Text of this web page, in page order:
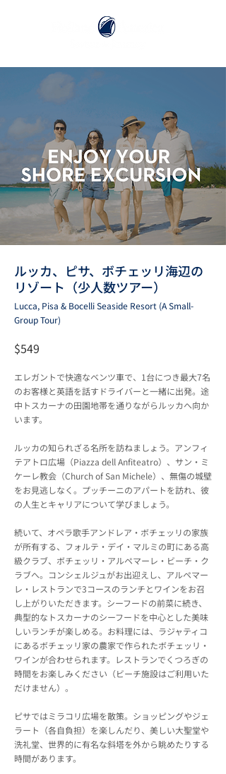
ルッカ、ピサ、ボチェッリ海辺の
リゾート（少人数ツアー）
Lucca, Pisa & Bocelli Seaside Resort (A Small-
Group Tour)
$549
エレガントで快適なベンツ車で、1台につき最大7名
のお客様と英語を話すドライバーと一緒に出発。途
中トスカーナの田園地帯を通りながらルッカへ向か
います。
ルッカの知られざる名所を訪ねましょう。アンフィ
テアトロ広場（Piazza dell Anfiteatro）、サン・ミ
ケーレ教会（Church of San Michele）、無傷の城壁
をお見逃しなく。プッチーニのアパートを訪れ、彼
の人生とキャリアについて学びましょう。
続いて、オペラ歌手アンドレア・ボチェッリの家族
が所有する、フォルテ・デイ・マルミの町にある高
級クラブ、ボチェッリ・アルペマーレ・ビーチ・ク
ラブへ。コンシェルジュがお出迎えし、アルペマー
レ・レストランで3コースのランチとワインをお召
し上がりいただきます。シーフードの前菜に続き、
典型的なトスカーナのシーフードを中心とした美味
しいランチが楽しめる。お料理には、ラジャティコ
にあるボチェッリ家の農家で作られたボチェッリ・
ワインが合わせられます。レストランでくつろぎの
時間をお楽しみください（ビーチ施設はご利用いた
だけません）。
ピサではミラコリ広場を散策。ショッピングやジェ
ラート（各自負担）を楽しんだり、美しい大聖堂や
洗礼堂、世界的に有名な斜塔を外から眺めたりする
時間があります。